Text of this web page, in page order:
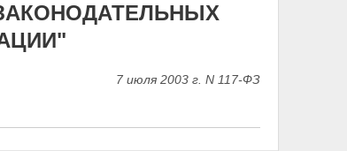
7 июля 2003 г. N 117-ФЗ